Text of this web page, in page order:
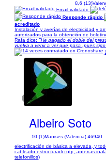
8,6 (13)
Email validado
Responde rápido
acreditado
Instalación y averías de electricidad y
autorizados para la obtención de
Rafa dice: "He pagado el doble del
vuelva a venir a ver que pasa ,pues
1/4
Albeiro Soto
10 (1)Manises (Valencia) 46940
electrificación de básica a elevada, y
cableado estructurado utp, antenas
telefonillos)